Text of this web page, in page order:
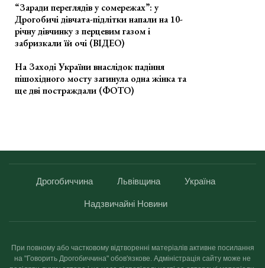
“Заради переглядів у сомережах”: у
Дрогобичі дівчата-підлітки напали на 10-
річну дівчинку з перцевим газом і
забризкали їй очі (ВІДЕО)
На Заході України внаслідок падіння
пішохідного мосту загинула одна жінка та
ще дві постраждали (ФОТО)
Дрогобиччина Львівщина Україна
Надзвичайні Новини
При повному або частковому відтворенні матеріалів активне посилання
на "Говорить Дрогобиччина" обов'язкове. Адміністрація сайту може не